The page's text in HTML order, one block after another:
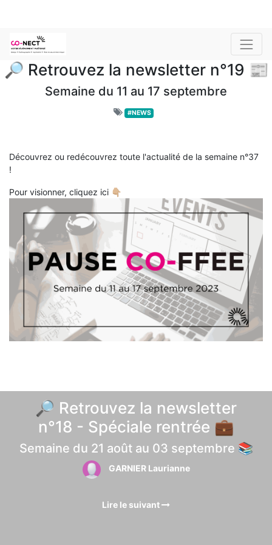
🔎 Retrouvez la newsletter n°19 📰
Semaine du 11 au 17 septembre
#NEWS
Découvrez ou redécouvrez toute l'actualité de la semaine n°37
!
Pour visionner, cliquez ici 👇🏼
🔎 Retrouvez la newsletter
n°18 - Spéciale rentrée 💼
Semaine du 21 août au 03 septembre 📚
GARNIER Laurianne
Lire le suivant